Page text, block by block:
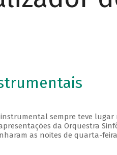
sempre teve lugar
da Orquestra
as noites de quarta-